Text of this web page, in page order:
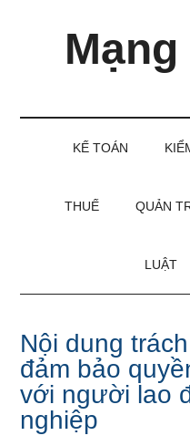
KẾ TOÁN
THUẾ QUẢN
LUẬT
Nội dung
đảm bảo
với người lao
nghiệp